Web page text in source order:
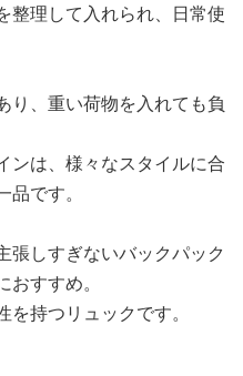
整理して入れられ、日常使
り、重い荷物を入れても負
ンは、様々なスタイルに合
です。
張しすぎないバックパック
すすめ。
持つリュックです。